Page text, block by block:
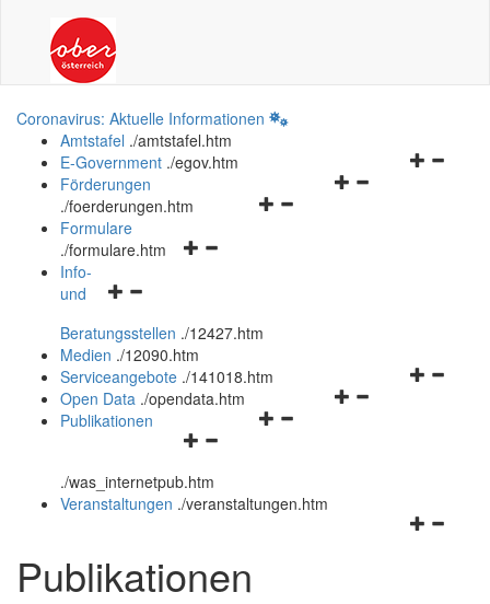
Coronavirus: Aktuelle Informationen
Amtstafel ./amtstafel.htm
Navigationsmenü
E-Government ./egov.htm
Navigationsmenü
Förderungen
./foerderungen.htm
Navigationsmenü
Formulare
./formulare.htm
Navigationsmenü
und
schließen
Info-
und
Beratungsstellen ./12427.htm
Medien ./12090.htm
Navigationsmenü
Serviceangebote ./141018.htm
Navigationsmenü
Open Data ./opendata.htm
Navigationsmenü
und
schließen
Publikationen
./was_internetpub.htm
Veranstaltungen ./veranstaltungen.htm
Publikationen